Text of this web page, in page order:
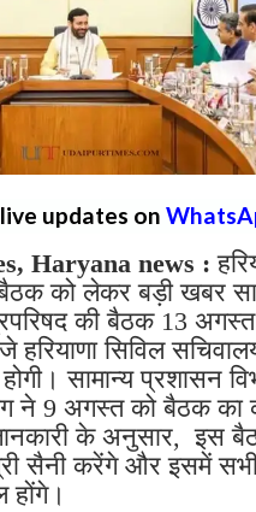
updates on
Haryana news :
को लेकर बड़ी खबर
की बैठक 13
हरियाणा सिविल
सामान्य प्रशासन
ने 9 अगस्त को बैठक का
के अनुसार, इस
सैनी करेंगे और इसमें
होंगे।